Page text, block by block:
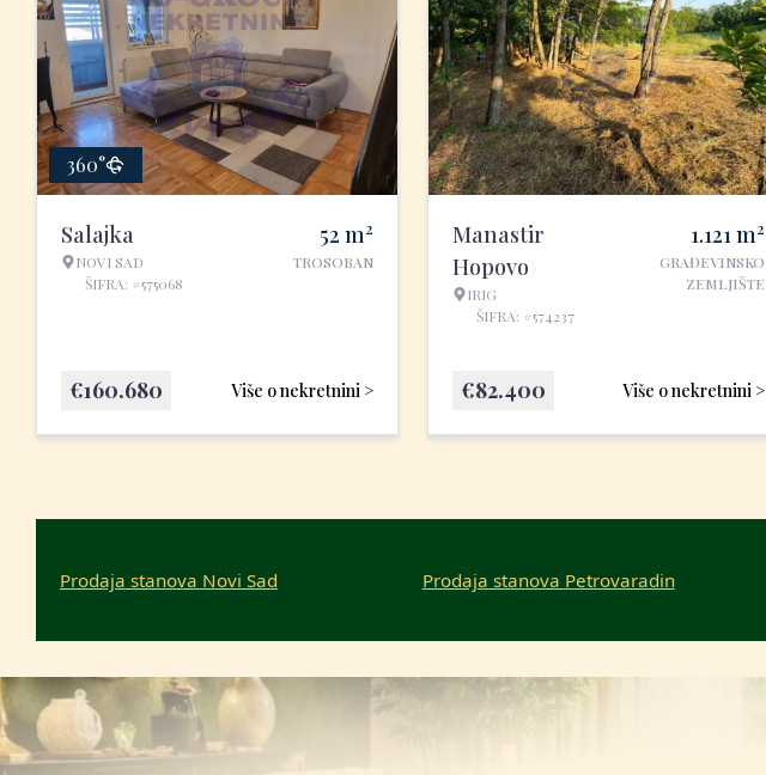
360°
Salajka
NOVI SAD
ŠIFRA: #575068
52 m2
TROSOBAN
Više o nekretnini >
€160.680
Manastir
Hopovo
IRIG
ŠIFRA: #574237
1.121m2
GRAĐEVINSKO
ZEMLJIŠTE
Više o nekretnini >
€82.400
Prodaja stanova Novi Sad Prodaja stanova Petrovaradin